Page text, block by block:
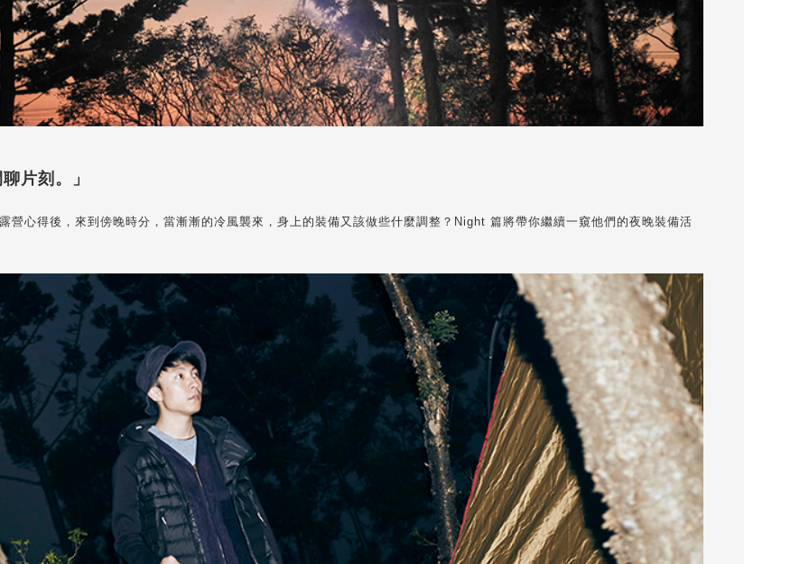
片刻。」
營心得後，來到傍晚時分，當漸漸的冷風襲來，身上的裝備又該做些什麼調整？Night 篇將帶你繼續一窺他們的夜晚裝備活